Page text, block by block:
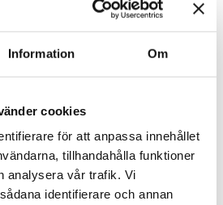
Information Om
cookies
för att anpassa innehållet
tillhandahålla funktioner
analysera vår trafik. Vi
identifierare och annan
egen lösning och punktbehandla
i ditt favoritschampo för att
lite mer aggressivt mot